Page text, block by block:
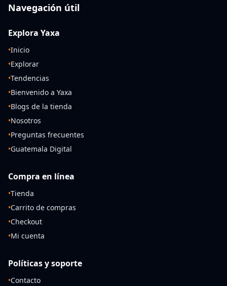
Navegación útil
Explora Yaxa
•Inicio
•Explorar
•Tendencias
•Bienvenido a Yaxa
•Blogs de la tienda
•Nosotros
•Preguntas frecuentes
•Guatemala Digital
Compra en línea
•Tienda
•Carrito de compras
•Checkout
•Mi cuenta
Políticas y soporte
•Contacto